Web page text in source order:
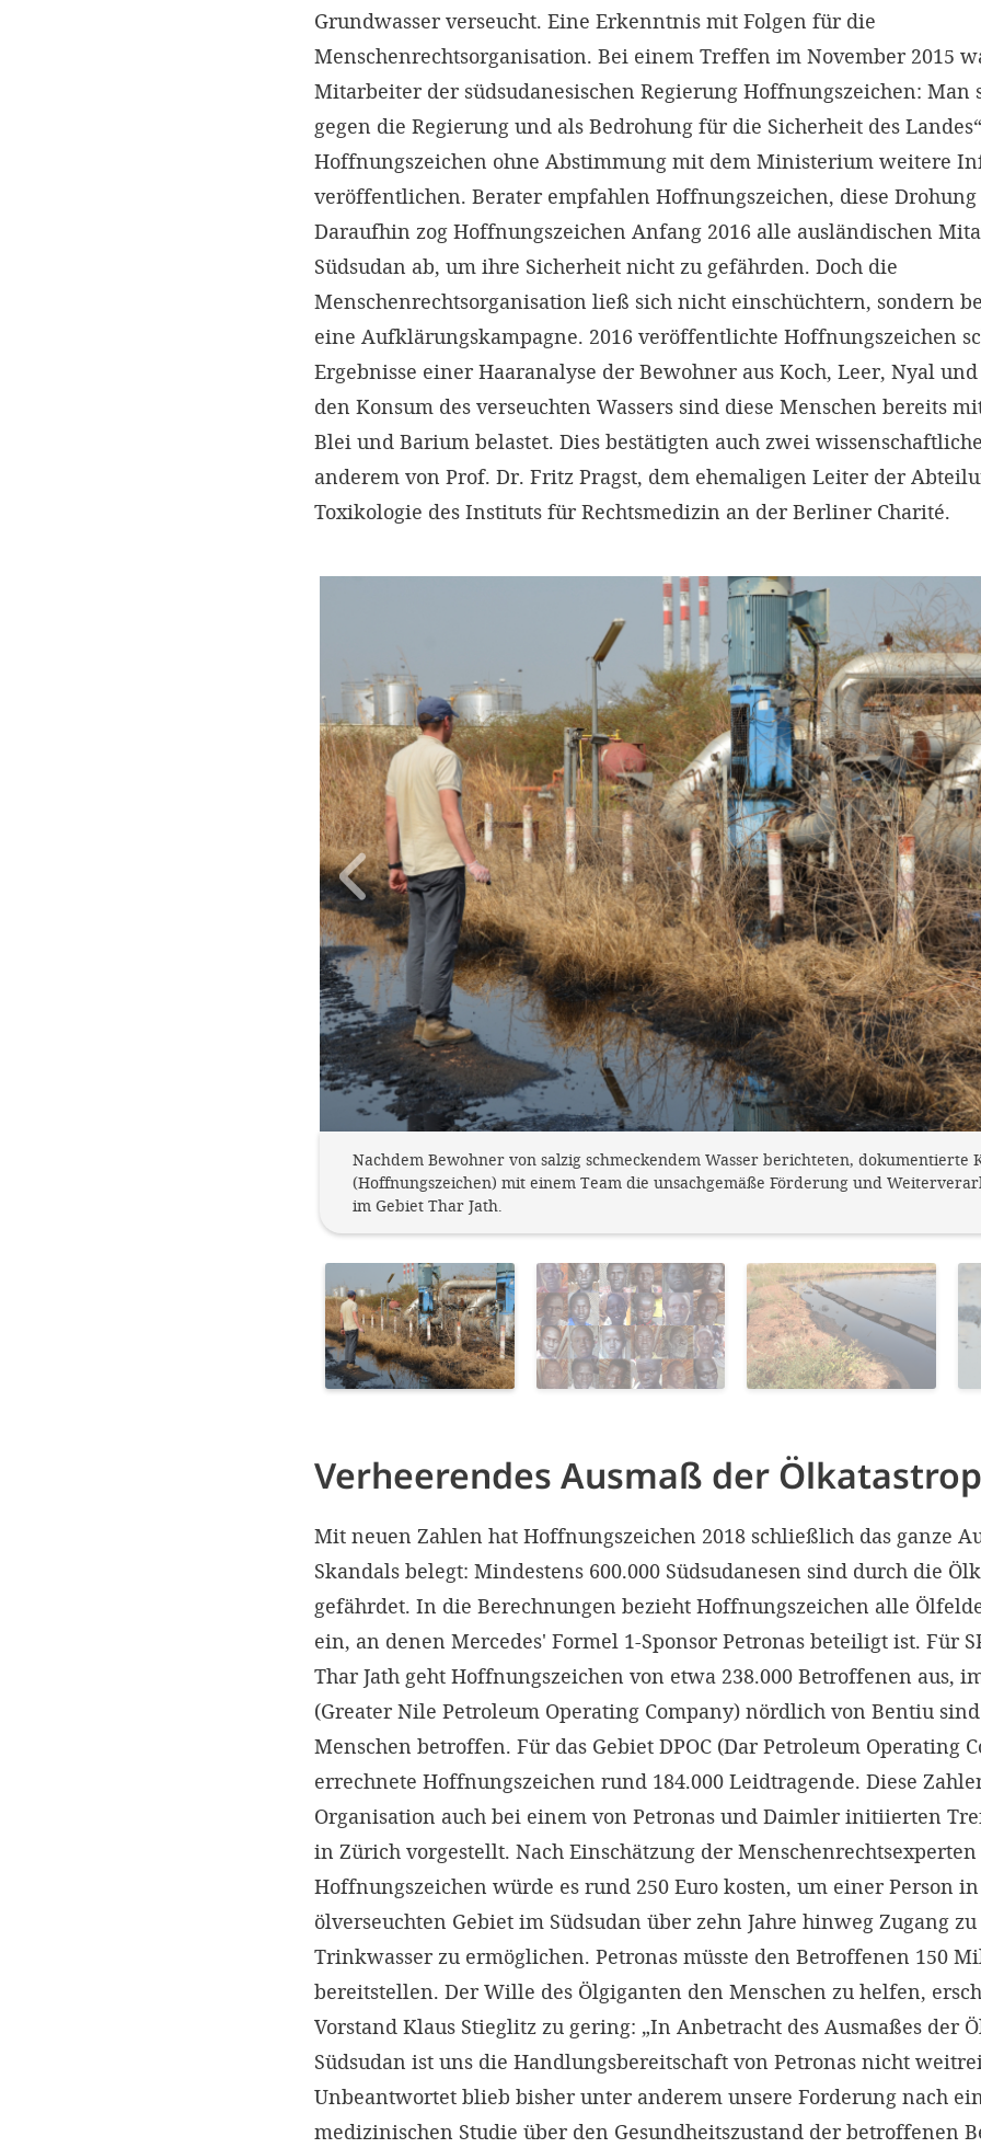
Grundwasser verseucht. Eine Erkenntnis mit Folgen für die
Menschenrechtsorganisation. Bei einem Treffen im November 2015
Mitarbeiter der südsudanesischen Regierung Hoffnungszeichen: Man
gegen die Regierung und als Bedrohung für die Sicherheit des
Hoffnungszeichen ohne Abstimmung mit dem Ministerium weitere
veröffentlichen. Berater empfahlen Hoffnungszeichen, diese
Daraufhin zog Hoffnungszeichen Anfang 2016 alle ausländischen
Südsudan ab, um ihre Sicherheit nicht zu gefährden. Doch die
Menschenrechtsorganisation ließ sich nicht einschüchtern, sondern
eine Aufklärungskampagne. 2016 veröffentlichte Hoffnungszeichen
Ergebnisse einer Haaranalyse der Bewohner aus Koch, Leer, Nyal
den Konsum des verseuchten Wassers sind diese Menschen bereits
Blei und Barium belastet. Dies bestätigten auch zwei
anderem von Prof. Dr. Fritz Pragst, dem ehemaligen Leiter der
Toxikologie des Instituts für Rechtsmedizin an der Berliner Charité.
Nachdem Bewohner von salzig schmeckendem Wasser berichteten, dokumentierte
(Hoffnungszeichen) mit einem Team die unsachgemäße Förderung und
im Gebiet Thar Jath.
Verheerendes Ausmaß der
Mit neuen Zahlen hat Hoffnungszeichen 2018 schließlich das ganze
Skandals belegt: Mindestens 600.000 Südsudanesen sind durch die
gefährdet. In die Berechnungen bezieht Hoffnungszeichen alle
ein, an denen Mercedes' Formel 1-Sponsor Petronas beteiligt ist. Für
Thar Jath geht Hoffnungszeichen von etwa 238.000 Betroffenen aus,
(Greater Nile Petroleum Operating Company) nördlich von Bentiu
Menschen betroffen. Für das Gebiet DPOC (Dar Petroleum Operating
errechnete Hoffnungszeichen rund 184.000 Leidtragende. Diese
Organisation auch bei einem von Petronas und Daimler initiierten
in Zürich vorgestellt. Nach Einschätzung der Menschenrechtsexperten
Hoffnungszeichen würde es rund 250 Euro kosten, um einer Person
ölverseuchten Gebiet im Südsudan über zehn Jahre hinweg Zugang
Trinkwasser zu ermöglichen. Petronas müsste den Betroffenen 150
bereitstellen. Der Wille des Ölgiganten den Menschen zu helfen,
Vorstand Klaus Stieglitz zu gering: „In Anbetracht des Ausmaßes der
Südsudan ist uns die Handlungsbereitschaft von Petronas nicht
Unbeantwortet blieb bisher unter anderem unsere Forderung nach
medizinischen Studie über den Gesundheitszustand der betroffenen